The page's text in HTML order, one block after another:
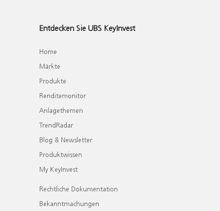
Entdecken Sie UBS KeyInvest
Home
Märkte
Produkte
Renditemonitor
Anlagethemen
TrendRadar
Blog & Newsletter
Produktwissen
My KeyInvest
Rechtliche Dokumentation
Bekanntmachungen